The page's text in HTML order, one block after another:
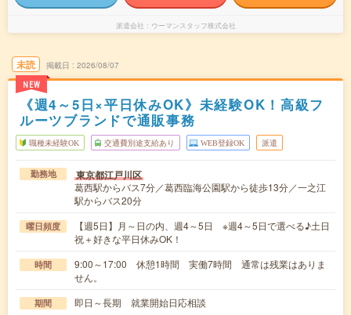
派遣会社 ウーマンスタッフ株式会社
未読
NEW
掲載日 2026/08/07
《週4～5日×平日休みOK》未経験OK！高級フ
ルーツブランドで通販事務
職種未経験OK 交通費別途支給あり WEB登録OK 派遣
勤務地 東京都江戸川区
葛西駅からバス7分／葛西臨海公園駅から徒歩13分／一之江
駅からバス20分
曜日頻度
【週5日】月～日の内、週4～5日 ※週4～5日で選べる♪土日
祝＋好きな平日休みOK！
時間
9:00～17:00 休憩1時間 実働7時間 通常は残業はありま
せん。
期間 即日～長期 就業開始日応相談